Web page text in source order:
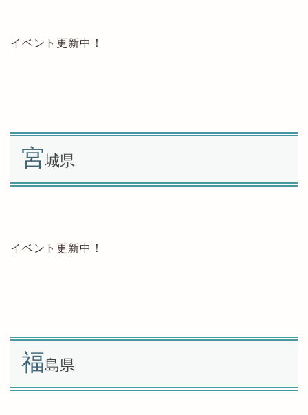
イベント更新中！
宮城県
イベント更新中！
福島県